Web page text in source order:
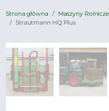
Strona główna Maszyny Rolnicze
Strautmann HQ Plus